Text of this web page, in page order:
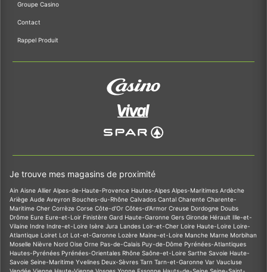
Groupe Casino
Contact
Rappel Produit
Je trouve mes magasins de proximité
Ain Aisne Allier Alpes-de-Haute-Provence Hautes-Alpes Alpes-Maritimes Ardèche
Ariège Aude Aveyron Bouches-du-Rhône Calvados Cantal Charente Charente-
Maritime Cher Corrèze Corse Côte-d'Or Côtes-d'Armor Creuse Dordogne Doubs
Drôme Eure Eure-et-Loir Finistère Gard Haute-Garonne Gers Gironde Hérault Ille-et-
Vilaine Indre Indre-et-Loire Isère Jura Landes Loir-et-Cher Loire Haute-Loire Loire-
Atlantique Loiret Lot Lot-et-Garonne Lozère Maine-et-Loire Manche Marne Morbihan
Moselle Nièvre Nord Oise Orne Pas-de-Calais Puy-de-Dôme Pyrénées-Atlantiques
Hautes-Pyrénées Pyrénées-Orientales Rhône Saône-et-Loire Sarthe Savoie Haute-
Savoie Seine-Maritime Yvelines Deux-Sèvres Tarn Tarn-et-Garonne Var Vaucluse